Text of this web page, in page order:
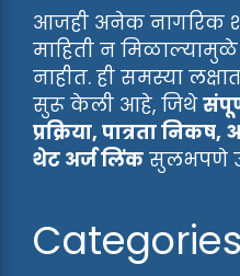
आजही अनेक नागरिक
माहिती न
नाहीत. ही समस्या
सुरू केली आहे, जिथे
प्रक्रिया, पात्रता
थेट अर्ज लिंक सुलभपणे
Categories